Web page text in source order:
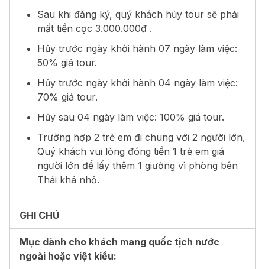
Sau khi đăng ký, quý khách hủy tour sẽ phải
mất tiền cọc 3.000.000đ .
Hủy trước ngày khởi hành 07 ngày làm việc:
50% giá tour.
Hủy trước ngày khởi hành 04 ngày làm việc:
70% giá tour.
Hủy sau 04 ngày làm việc: 100% giá tour.
Trường hợp 2 trẻ em đi chung với 2 người lớn,
Quý khách vui lòng đóng tiền 1 trẻ em giá
người lớn để lấy thêm 1 giường vì phòng bên
Thái khá nhỏ.
GHI CHÚ
Mục dành cho khách mang quốc tịch nước
ngoài hoặc việt kiều: